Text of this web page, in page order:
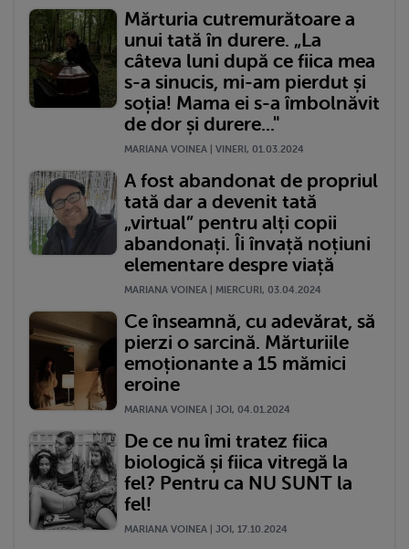
Mărturia cutremurătoare a
unui tată în durere. „La
câteva luni după ce fiica mea
s-a sinucis, mi-am pierdut și
soția! Mama ei s-a îmbolnăvit
de dor și durere..."
MARIANA VOINEA | VINERI, 01.03.2024
A fost abandonat de propriul
tată dar a devenit tată
„virtual” pentru alți copii
abandonați. Îi învață noțiuni
elementare despre viață
MARIANA VOINEA | MIERCURI, 03.04.2024
Ce înseamnă, cu adevărat, să
pierzi o sarcină. Mărturiile
emoționante a 15 mămici
eroine
MARIANA VOINEA | JOI, 04.01.2024
De ce nu îmi tratez fiica
biologică și fiica vitregă la
fel? Pentru ca NU SUNT la
fel!
MARIANA VOINEA | JOI, 17.10.2024